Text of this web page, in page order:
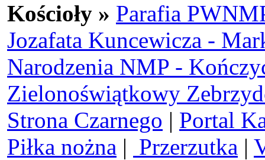
Kościoły » Parafia
Jozafata Kuncewicza -
Narodzenia NMP -
Zielonoświątkowy
Strona Czarnego | Portal
Piłka nożna | Przerzutka |